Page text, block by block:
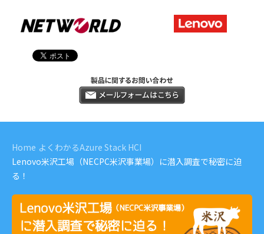
Home よくわかるAzure Stack HCI
Lenovo米沢工場（NECPC米沢事業場）に潜入調査で秘密に迫
る！